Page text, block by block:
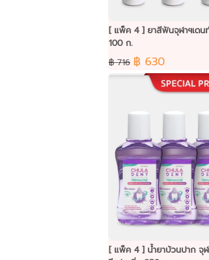
[ แพ็ค 4 ] ยาสีฟันจุฬาฯเดนท์ จัสมิน เซนซิทีฟ
100 ก.
฿ 716 ฿ 630
[ แพ็ค 4 ] น้ำยาบ้วนปาก จุฬ